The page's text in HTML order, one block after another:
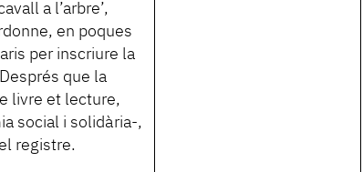
a l’arbre’,
en poques
per inscriure la
que la
livre et lecture,
social i solidària-,
registre.